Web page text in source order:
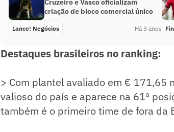
Cruzeiro e Vasco oficializam
criação de bloco comercial único
Lance! Negócios Há 3 anos
Destaques brasileiros no ranking:
> Com plantel avaliado em € 171,65
valioso do país e aparece na 61ª
também é o primeiro time de fora da